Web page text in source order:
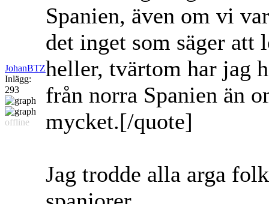
JohanBTZ
Inlägg:
293
offline
Spanien, även om vi
det inget som säger att
heller, tvärtom har jag
från norra Spanien än
mycket.[/quote]
Jag trodde alla arga